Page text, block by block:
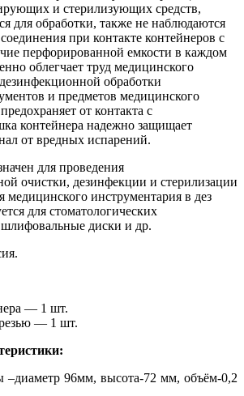
и стерилизующих средств,
для обработки, также не наблюдаются
при контакте контейнеров с
перфорированной емкости в каждом
облегчает труд медицинского
обработки
и предметов медицинского
от контакта с
контейнера надежно защищает
от вредных испарений.
для проведения
очистки, дезинфекции и стерилизации
медицинского инструментария в дез
для стоматологических
диски и др.
— 1 шт.
— 1 шт.
–диаметр 96мм, высота-72 мм, объём-0,2